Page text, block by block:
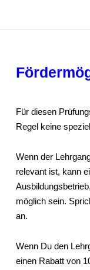
Für diesen
Regel keine
Wenn der
relevant ist, kann
möglich sein.
an.
Wenn Du den
einen Rabatt von